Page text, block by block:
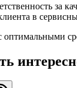
за
в